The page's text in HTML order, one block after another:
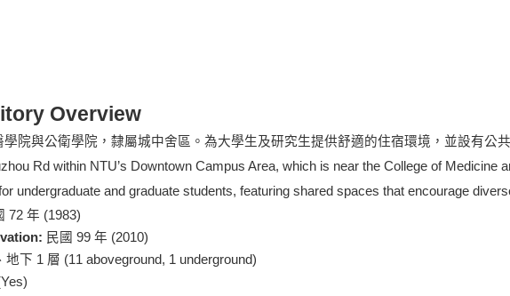
Overview
院與公衛學院，隸屬城中舍區 。為大學生及研究生提供舒適的住宿環境，並設有公
Rd within NTU’s Downtown Campus Area, which is near the College of Medicine
undergraduate and graduate students, featuring shared spaces that encourage
72 年 (1983)
民國 99 年 (2010)
地下 1 層 (11 aboveground, 1 underground)